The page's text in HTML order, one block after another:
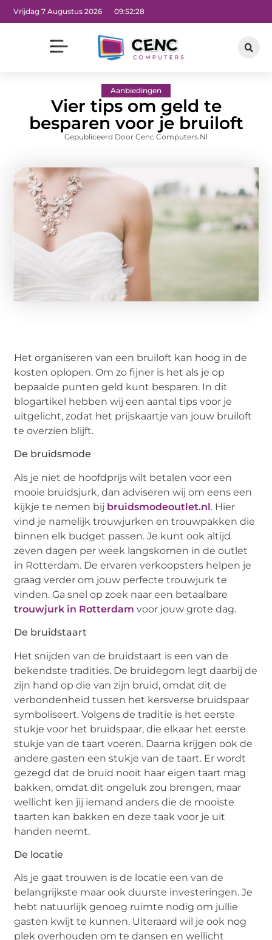
Vrijdag 7 Augustus 2026 09:52:29
Aanbiedingen
Vier tips om geld te
besparen voor je bruiloft
Gepubliceerd Door Cenc Computers.nl
Het organiseren van een bruiloft kan hoog in de
kosten oplopen. Om zo fijner is het als je op
bepaalde punten geld kunt besparen. In dit
blogartikel hebben wij een aantal tips voor je
uitgelicht, zodat het prijskaartje van jouw bruiloft
te overzien blijft.
De bruidsmode
Als je niet de hoofdprijs wilt betalen voor een
mooie bruidsjurk, dan adviseren wij om eens een
kijkje te nemen bij bruidsmodeoutlet.nl. Hier
vind je namelijk trouwjurken en trouwpakken die
binnen elk budget passen. Je kunt ook altijd
zeven dagen per week langskomen in de outlet
in Rotterdam. De ervaren verkoopsters helpen je
graag verder om jouw perfecte trouwjurk te
vinden. Ga snel op zoek naar een betaalbare
trouwjurk in Rotterdam voor jouw grote dag.
De bruidstaart
Het snijden van de bruidstaart is een van de
bekendste tradities. De bruidegom legt daarbij de
zijn hand op die van zijn bruid, omdat dit de
verbondenheid tussen het kersverse bruidspaar
symboliseert. Volgens de traditie is het eerste
stukje voor het bruidspaar, die elkaar het eerste
stukje van de taart voeren. Daarna krijgen ook de
andere gasten een stukje van de taart. Er wordt
gezegd dat de bruid nooit haar eigen taart mag
bakken, omdat dit ongeluk zou brengen, maar
wellicht ken jij iemand anders die de mooiste
taarten kan bakken en deze taak voor je uit
handen neemt.
De locatie
Als je gaat trouwen is de locatie een van de
belangrijkste maar ook duurste investeringen. Je
hebt natuurlijk genoeg ruimte nodig om jullie
gasten kwijt te kunnen. Uiteraard wil je ook nog
plek overhouden om te dansen en wellicht